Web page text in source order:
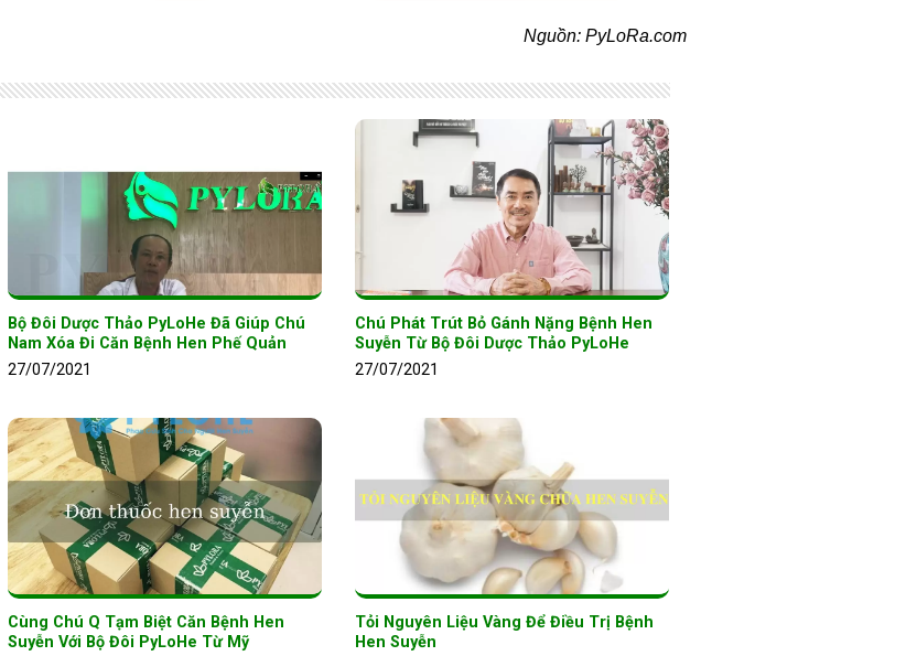
Nguồn: PyLoRa.com
Bộ Đôi Dược Thảo PyLoHe Đã Giúp Chú
Nam Xóa Đi Căn Bệnh Hen Phế Quản
27/07/2021
Chú Phát Trút Bỏ Gánh Nặng Bệnh Hen
Suyễn Từ Bộ Đôi Dược Thảo PyLoHe
27/07/2021
Cùng Chú Q Tạm Biệt Căn Bệnh Hen
Suyễn Với Bộ Đôi PyLoHe Từ Mỹ
Tỏi Nguyên Liệu Vàng Để Điều Trị Bệnh
Hen Suyễn